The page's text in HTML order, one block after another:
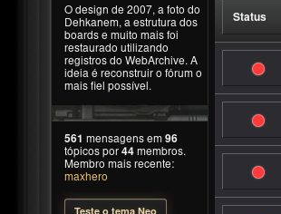
O design de 2007, a foto do
Dehkanem, a estrutura dos
boards e muito mais foi
restaurado utilizando
registros do WebArchive. A
ideia é reconstruir o fórum o
mais fiel possível.
561 mensagens em 96
tópicos por 44 membros.
Membro mais recente:
maxhero
Status